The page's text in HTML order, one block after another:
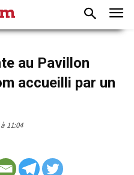
au Pavillon
accueilli par un
11:04